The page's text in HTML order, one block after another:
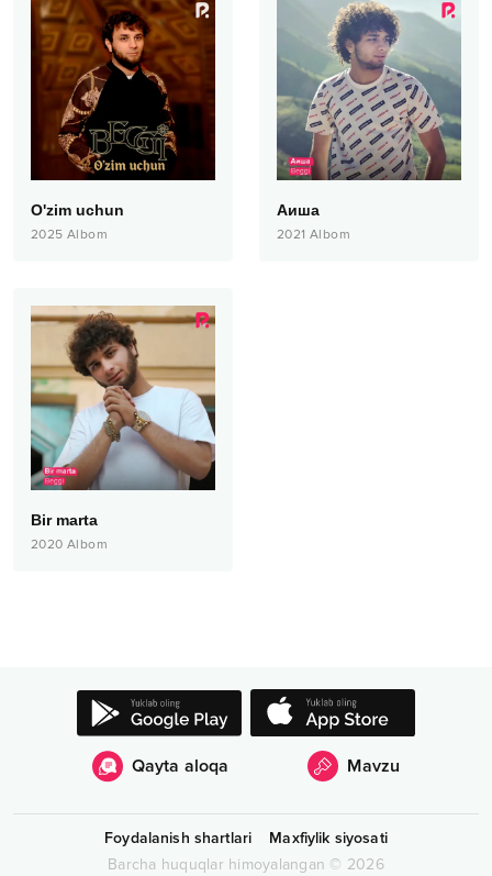
O'zim uchun
2025 Albom
Аиша
2021 Albom
Bir marta
2020 Albom
Qayta aloqa Mavzu
Foydalanish shartlari
Maxfiylik siyosati
Barcha huquqlar himoyalangan © 2026